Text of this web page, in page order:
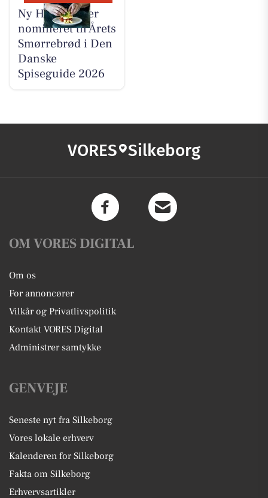
Ny Hattenæs er
nomineret til Årets
Smørrebrød i Den
Danske
Spiseguide 2026
VORES Silkeborg
OM VORES DIGITAL
Om os
For annoncører
Vilkår og Privatlivspolitik
Kontakt VORES Digital
Administrer samtykke
GENVEJE
Seneste nyt fra Silkeborg
Vores lokale erhverv
Kalenderen for Silkeborg
Fakta om Silkeborg
Erhvervsartikler